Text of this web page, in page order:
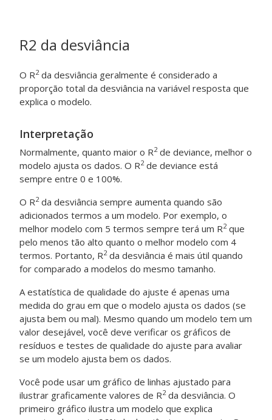
R2 da desviância
O R2da desviância geralmente é considerado a
proporção total da desviância na variável resposta que
explica o modelo.
Interpretação
Normalmente, quanto maior o R2de deviance, melhor o
modelo ajusta os dados. O R2de deviance está
sempre entre 0 e 100%.
O R2da desviância sempre aumenta quando são
adicionados termos a um modelo. Por exemplo, o
melhor modelo com 5 termos sempre terá um R2que
pelo menos tão alto quanto o melhor modelo com 4
termos. Portanto, R2da desviância é mais útil quando
for comparado a modelos do mesmo tamanho.
A estatística de qualidade do ajuste é apenas uma
medida do grau em que o modelo ajusta os dados (se
ajusta bem ou mal). Mesmo quando um modelo tem um
valor desejável, você deve verificar os gráficos de
resíduos e testes de qualidade do ajuste para avaliar
se um modelo ajusta bem os dados.
Você pode usar um gráfico de linhas ajustado para
ilustrar graficamente valores de R2da desviância. O
primeiro gráfico ilustra um modelo que explica